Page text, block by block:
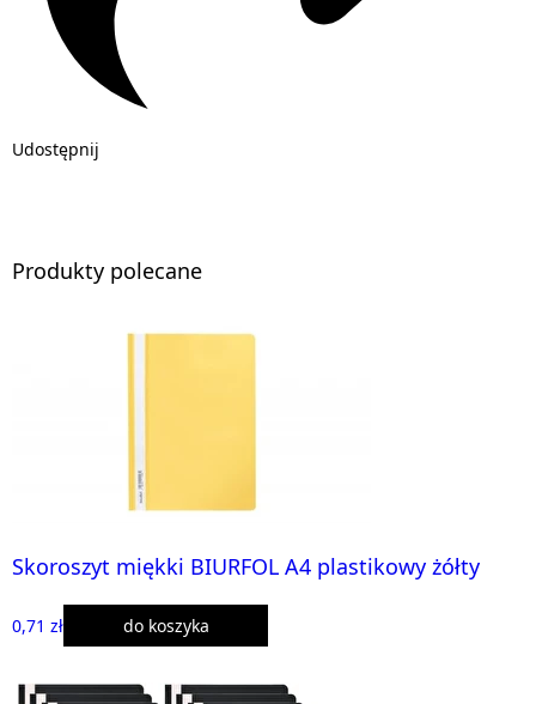
Udostępnij
Produkty polecane
Skoroszyt miękki BIURFOL A4 plastikowy żółty
0,71 zł do koszyka